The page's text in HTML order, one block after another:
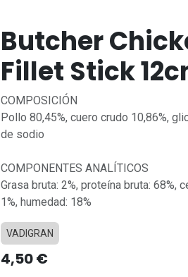
Butcher
Fillet Stick
COMPOSICIÓN
Pollo 80,45%, cuero crudo 10,86%,
de sodio
COMPONENTES ANALÍTICOS
Grasa bruta: 2%, proteína bruta: 68%,
1%, humedad: 18%
VADIGRAN
4,50€